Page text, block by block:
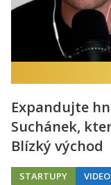
Expandujte
Suchánek,
Blízký východ
STARTUPY VIDEO